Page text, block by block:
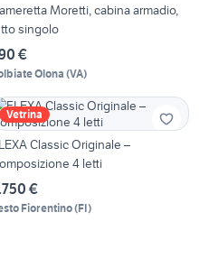
Moretti, cabina armadio,
singolo
€
Olona (VA)
Vetrina
Classic Originale –
4 letti
€
Fiorentino(FI)